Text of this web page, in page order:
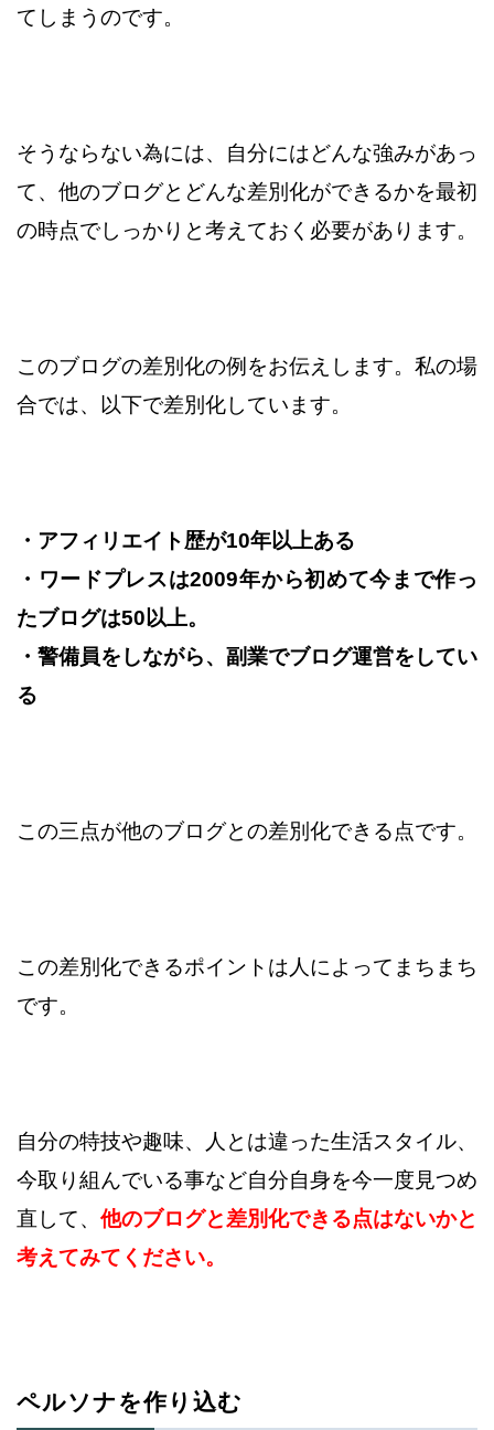
てしまうのです。
そうならない為には、自分にはどんな強みがあっ
て、他のブログと どんな差別化ができるかを最初
の時点でしっかりと考えておく必要があります。
このブログの差別化の例をお伝えします。 私の場
合では、以下で差別化しています。
・アフィリエイト歴が10年以上ある
・ワードプレスは2009年から初めて今まで作っ
たブログは50以上。
・警備員をしながら、副業でブログ運営をしてい
る
この三点が他のブログとの差別化できる点です。
この差別化できるポイントは人によってまちまち
です。
自分の特技や趣味、人とは違った生活スタイル、
今取り組んでいる事など自分自身を今一度見つめ
直して、 他のブログと差別化できる点はないかと
考えてみてください。
ペルソナを作り込む